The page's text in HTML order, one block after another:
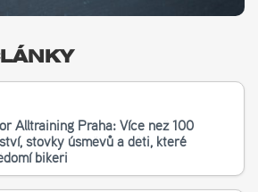
Alltraining Praha: Více než 100
stovky úsměvů a děti, které
bikeři